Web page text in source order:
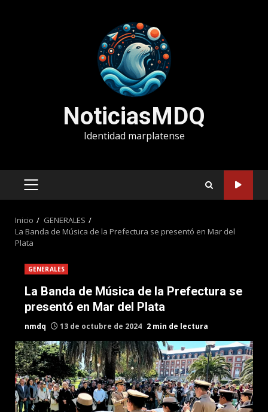
NoticiasMDQ
Identidad marplatense
MENÚ
Inicio
GENERALES
La Banda de Música de la Prefectura se presentó en Mar del
Plata
GENERALES
La Banda de Música de la Prefectura se
presentó en Mar del Plata
nmdq 13 de octubre de 2024 2 min de lectura